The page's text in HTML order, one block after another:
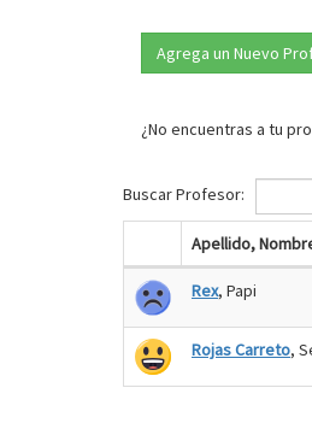
Agrega un Nuevo
¿No encuentras a tu
Buscar Profesor:
Apellido,
Rex, Papi
Rojas Carreto,